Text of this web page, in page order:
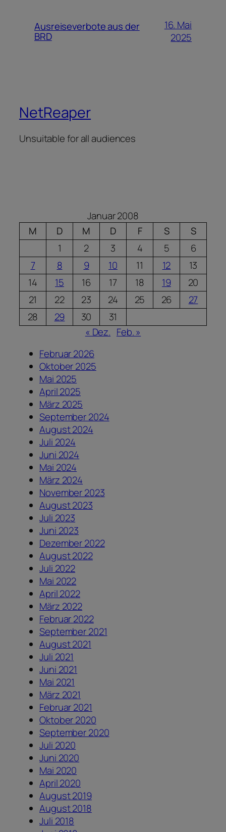
Ausreiseverbote aus der
BRD
16. Mai
2025
NetReaper
Unsuitable for all audiences
Januar 2008
M
D M D F S
S
1
2 3 4 5
6
7
8 9 10 11 12
13
14
15 16 17 18 19
20
21
22 23 24 25 26
27
28
29 30
31
« Dez. Feb. »
Februar 2026
Oktober 2025
Mai 2025
April 2025
März 2025
September 2024
August 2024
Juli 2024
Juni 2024
Mai 2024
März 2024
November 2023
August 2023
Juli 2023
Juni 2023
Dezember 2022
August 2022
Juli 2022
Mai 2022
April 2022
März 2022
Februar 2022
September 2021
August 2021
Juli 2021
Juni 2021
Mai 2021
März 2021
Februar 2021
Oktober 2020
September 2020
Juli 2020
Juni 2020
Mai 2020
April 2020
August 2019
August 2018
Juli 2018